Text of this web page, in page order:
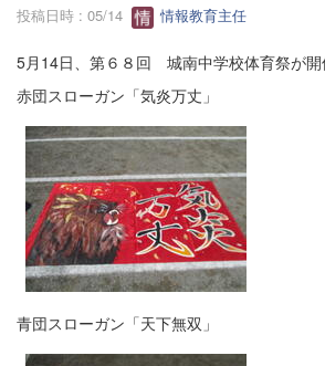
投稿日時 : 05/14 情報教育主任
5月14日、第６８回 城南中学校体育祭が開
赤団スローガン「気炎万丈」
青団スローガン「天下無双」